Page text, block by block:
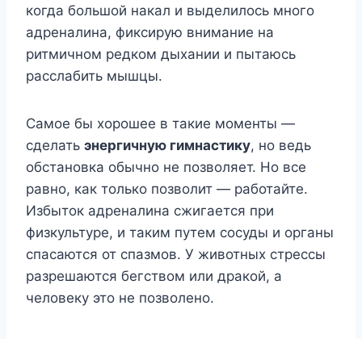
когда большой накал и выделилось много
адреналина, фиксирую внимание на
ритмичном редком дыхании и пытаюсь
расслабить мышцы.
Самое бы хорошее в такие моменты —
сделать энергичную гимнастику, но ведь
обстановка обычно не позволяет. Но все
равно, как только позволит — работайте.
Избыток адреналина сжигается при
физкультуре, и таким путем сосуды и органы
спасаются от спазмов. У животных стрессы
разрешаются бегством или дракой, а
человеку это не позволено.